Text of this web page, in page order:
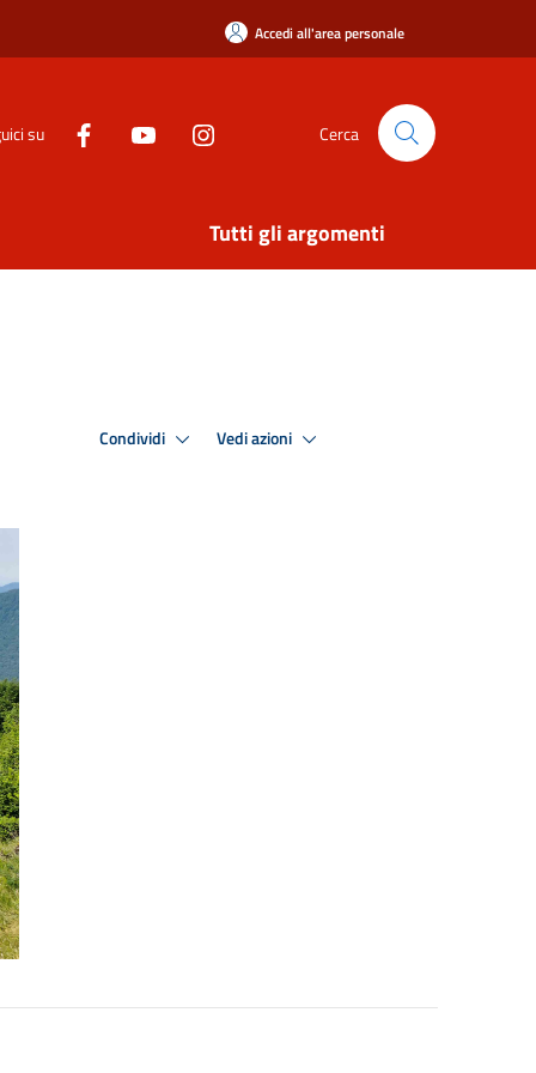
Accedi all'area personale
su Cerca
Tutti gli argomenti
Condividi Vedi azioni